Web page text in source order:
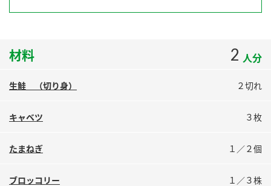
すしラボ
納豆の豆知識
ロングセラー商品 ＋ おすすめレシピ
ミツカン公式通販
材料 2 人分
生鮭 （切り身） ２切れ
キャベツ ３枚
たまねぎ １／２個
ブロッコリー １／３株